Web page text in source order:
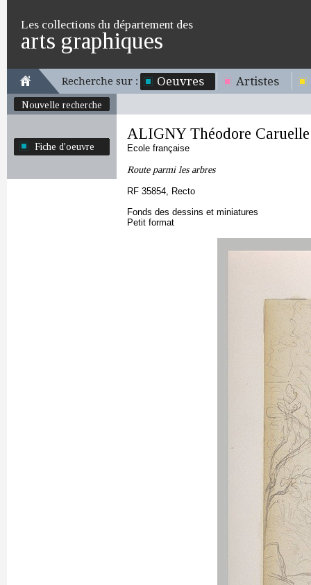
Les collections du département des
arts graphiques
Recherche sur : Oeuvres Artistes
Nouvelle recherche
Fiche d'oeuvre
ALIGNY Théodore
Ecole française
Route parmi les arbres
RF 35854, Recto
Fonds des dessins et miniatures
Petit format